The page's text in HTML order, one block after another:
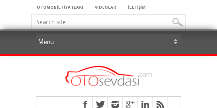
OTOMOBİL FİYATLARI VİDEOLAR İLETİŞİM